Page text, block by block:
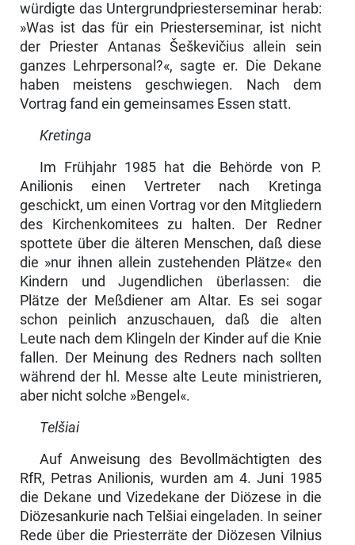
würdigte das Untergrundpriesterseminar herab:
»Was ist das für ein Priesterseminar, ist nicht
der Priester Antanas Šeškevičius allein sein
ganzes Lehrpersonal?«, sagte er. Die Dekane
haben meistens geschwiegen. Nach dem
Vortrag fand ein gemeinsames Essen statt.
Kretinga
Im Frühjahr 1985 hat die Behörde von P.
Anilionis einen Vertreter nach Kretinga
geschickt, um einen Vortrag vor den Mitgliedern
des Kirchenkomi­tees zu halten. Der Redner
spottete über die älteren Menschen, daß diese
die »nur ihnen allein zustehenden Plätze« den
Kindern und Jugendlichen überlassen: die
Plätze der Meßdiener am Altar. Es sei sogar
schon peinlich anzuschauen, daß die alten
Leute nach dem Klingeln der Kinder auf die Knie
fallen. Der Meinung des Redners nach sollten
während der hl. Messe alte Leute ministrieren,
aber nicht solche »Bengel«.
Telšiai
Auf Anweisung des Bevollmächtigten des
RfR, Petras Anilionis, wurden am 4. Juni 1985
die Dekane und Vizedekane der Diözese in die
Diözesankurie nach Telšiai eingeladen. In seiner
Rede über die Priesterräte der Diözesen Vilnius